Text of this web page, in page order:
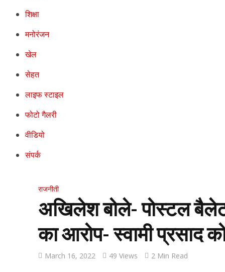
शिक्षा
मनोरंजन
खेल
सेहत
लाइफ स्टाइल
फोटो गैलरी
वीडियो
संपर्क
राजनीती
अखिलेश बोले- पोस्टल
का आरोप- स्वामी प्रसाद
March 16, 2022 49 Views 2 Min Read